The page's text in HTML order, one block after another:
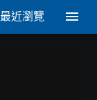
最近瀏覽